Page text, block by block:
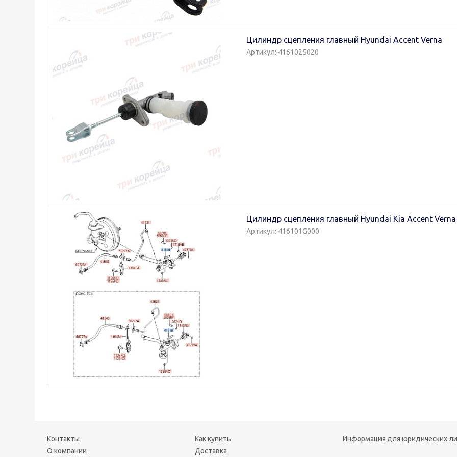
Цилиндр сцепления главный Hyundai Accent Verna
Артикул: 4161025020
Цилиндр сцепления главный Hyundai Kia Accent
Артикул: 416101G000
Контакты
О компании
Как купить
Доставка
Информация для юридических